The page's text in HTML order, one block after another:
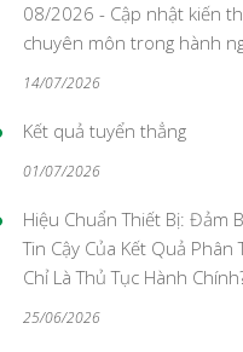
08/2026 - Cập nhật kiến
chuyên môn trong hành
14/07/2026
Kết quả tuyển thẳng
01/07/2026
Hiệu Chuẩn Thiết Bị: Đảm
Tin Cậy Của Kết Quả Phân
Chỉ Là Thủ Tục Hành
25/06/2026